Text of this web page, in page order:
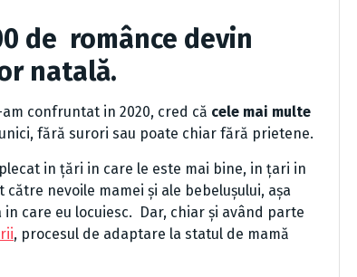
de românce devin
natală.
confruntat in 2020, cred că cele mai multe
fără surori sau poate chiar fără prietene.
in țări in care le este mai bine, in țari in
nevoile mamei și ale bebelușului, așa
in care eu locuiesc. Dar, chiar și având parte
, procesul de adaptare la statul de mamă